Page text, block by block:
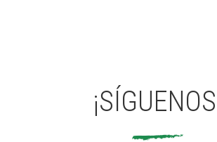
Proposta educativa
Proposta educativa